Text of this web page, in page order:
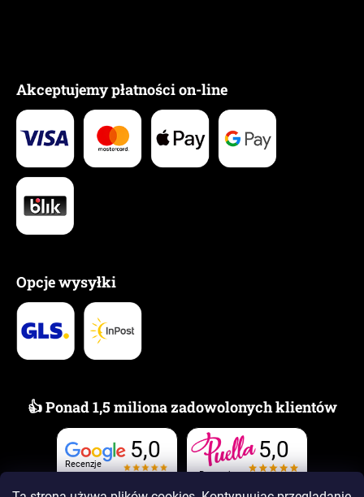
Akceptujemy płatności on-line
Opcje wysyłki
👍 Ponad 1,5 miliona zadowolonych klientów
Recenzje
5,0
Recenzje
5,0